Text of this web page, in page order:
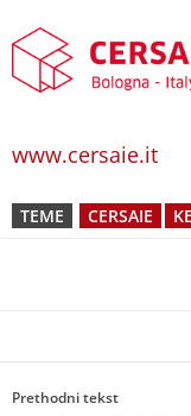
www.cersaie.it
TEME CERSAIE
Prethodni tekst